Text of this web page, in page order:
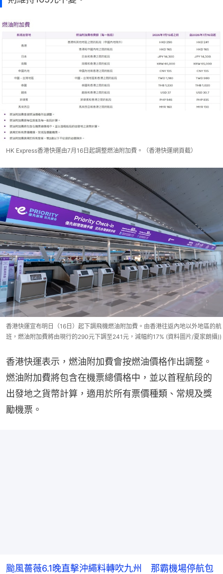
HK Express香港快運由7月16日起調整燃油附加費。（香港快運網頁截）
香港快運宣布明日（16日）起下調飛機燃油附加費。由香港往返內地以外地區的航
班，燃油附加費將由現行的290元下調至241元，減幅約17% (資料圖片/夏家朗攝))
香港快運表示，燃油附加費會按燃油價格作出調整。
燃油附加費將包含在機票總價格中，並以首程航段的
出發地之貨幣計算，適用於所有票價種類、常規及獎
勵機票。
颱風薔薇6.1晚直擊沖繩料轉吹九州 那霸機場停航包